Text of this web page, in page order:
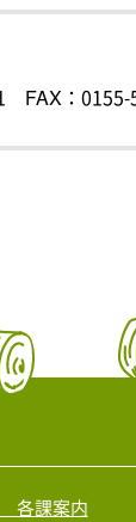
FAX：
各課案内